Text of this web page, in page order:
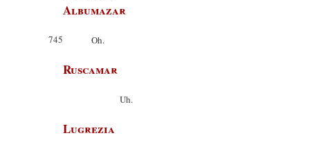
Albumazar
745 Oh.
Ruscamar
Uh.
Lugrezia